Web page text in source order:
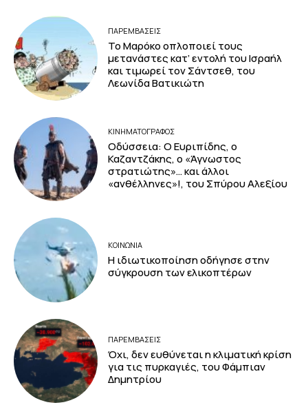
ΠΑΡΕΜΒΑΣΕΙΣ
Το Μαρόκο οπλοποιεί τους
μετανάστες κατ’ εντολή του Ισραήλ
και τιμωρεί τον Σάντσεθ, του
Λεωνίδα Βατικιώτη
ΚΙΝΗΜΑΤΟΓΡΆΦΟΣ
Οδύσσεια: Ο Ευριπίδης, ο
Καζαντζάκης, ο «Άγνωστος
στρατιώτης»… και άλλοι
«ανθέλληνες»!, του Σπύρου Αλεξίου
ΚΟΙΝΩΝΙΑ
Η ιδιωτικοποίηση οδήγησε στην
σύγκρουση των ελικοπτέρων
ΠΑΡΕΜΒΑΣΕΙΣ
Όχι, δεν ευθύνεται η κλιματική κρίση
για τις πυρκαγιές, του Φάμπιαν
Δημητρίου